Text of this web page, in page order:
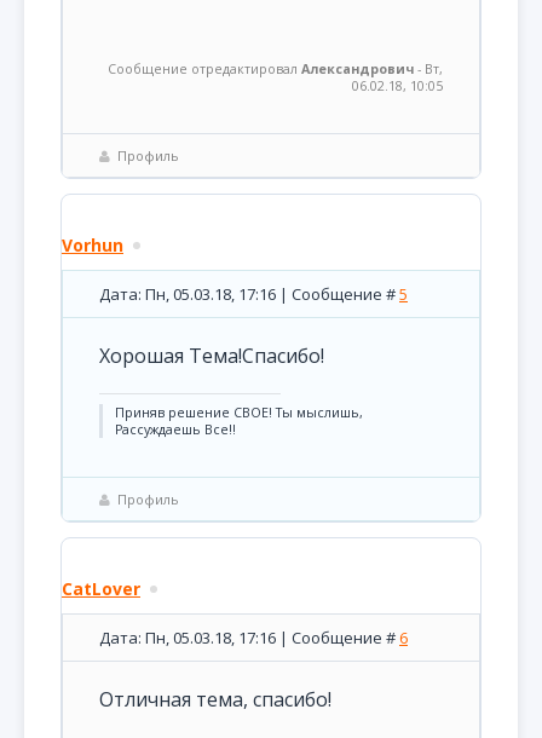
Сообщение отредактировал Александрович - Вт,
06.02.18, 10:05
Профиль
Vorhun
Дата: Пн, 05.03.18, 17:16 | Сообщение #5
Хорошая Тема!Спасибо!
Приняв решение СВОЕ! Ты мыслишь,
Рассуждаешь Все!!
Профиль
CatLover
Дата: Пн, 05.03.18, 17:16 | Сообщение #6
Отличная тема, спасибо!